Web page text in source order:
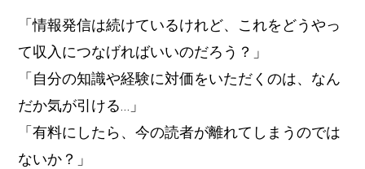
「情報発信は続けているけれど、これをどうやっ
て収入につなげればいいのだろう？」
「自分の知識や経験に対価をいただくのは、なん
だか気が引ける…」
「有料にしたら、今の読者が離れてしまうのでは
ないか？」